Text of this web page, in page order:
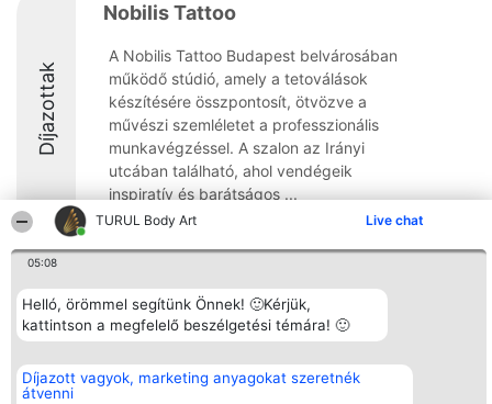
TURUL Body Art Live chat
05:08
Helló, örömmel segítünk Önnek! 🙂Kérjük,
kattintson a megfelelő beszélgetési témára! 🙂
Díjazott vagyok, marketing anyagokat szeretnék
átvenni
Díjazottak
Nobilis Tattoo
A Nobilis Tattoo Budapest belvárosában
működő stúdió, amely a tetoválások
készítésére összpontosít, ötvözve a
művészi szemléletet a professzionális
munkavégzéssel. A szalon az Irányi
utcában található, ahol vendégeik
inspiratív és barátságos ...
10
Rangsorszervező
SC Beautiful Company S.R.L.
Bulevardul Aleea Timișul De
4, Ap. 13
Bukarest 53-238
Népszavazás
Nyertesek
Az összes
listája
Elérhetőség